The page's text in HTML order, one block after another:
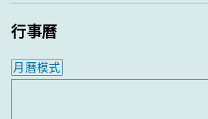
行事曆
月曆模式